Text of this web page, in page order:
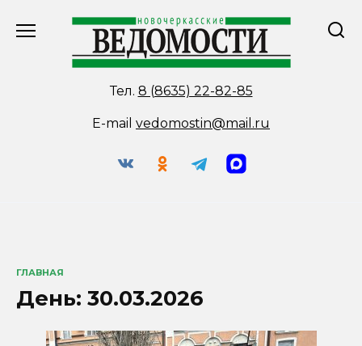
Тел. 8 (8635) 22-82-85
E-mail vedomostin@mail.ru
ГЛАВНАЯ
День: 30.03.2026